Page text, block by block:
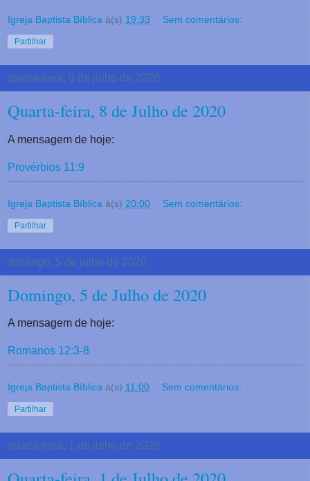
Igreja Baptista Bíblica à(s) 19:33 Sem comentários:
Partilhar
quarta-feira, 8 de julho de 2020
Quarta-feira, 8 de Julho de 2020
A mensagem de hoje:
Provérbios 11:9
Igreja Baptista Bíblica à(s) 20:00 Sem comentários:
Partilhar
domingo, 5 de julho de 2020
Domingo, 5 de Julho de 2020
A mensagem de hoje:
Romanos 12:3-8
Igreja Baptista Bíblica à(s) 11:00 Sem comentários:
Partilhar
quarta-feira, 1 de julho de 2020